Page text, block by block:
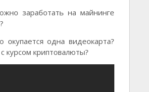
заработать на майнинге
окупается одна видеокарта?
курсом криптовалюты?